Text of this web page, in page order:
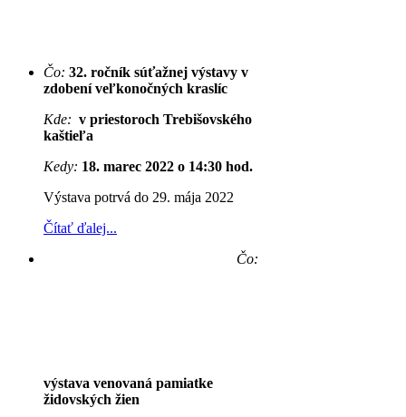
Čo: 32. ročník súťažnej výstavy v
zdobení veľkonočných kraslíc
Kde: v priestoroch Trebišovského
kaštieľa
Kedy: 18. marec 2022 o 14:30 hod.
Výstava potrvá do 29. mája 2022
Čítať ďalej...
Čo:
výstava venovaná pamiatke
židovských žien